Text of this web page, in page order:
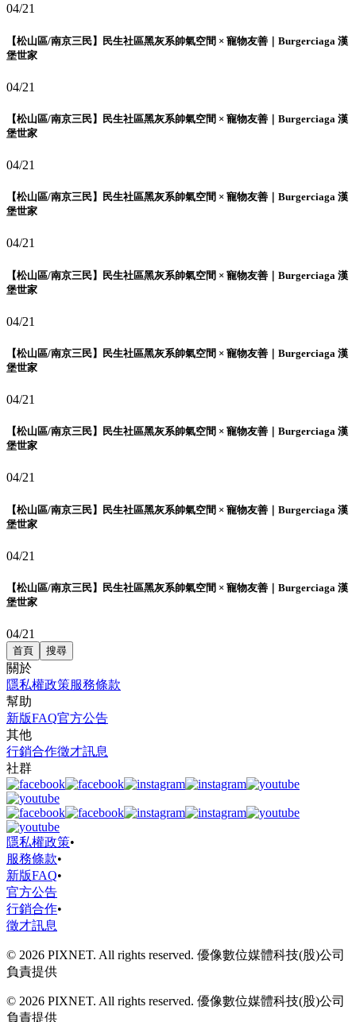
04/21
【松山區/南京三民】民生社區黑灰系帥氣空間 × 寵物友善｜Burgerciaga 漢
堡世家
04/21
【松山區/南京三民】民生社區黑灰系帥氣空間 × 寵物友善｜Burgerciaga 漢
堡世家
04/21
【松山區/南京三民】民生社區黑灰系帥氣空間 × 寵物友善｜Burgerciaga 漢
堡世家
04/21
【松山區/南京三民】民生社區黑灰系帥氣空間 × 寵物友善｜Burgerciaga 漢
堡世家
04/21
【松山區/南京三民】民生社區黑灰系帥氣空間 × 寵物友善｜Burgerciaga 漢
堡世家
04/21
【松山區/南京三民】民生社區黑灰系帥氣空間 × 寵物友善｜Burgerciaga 漢
堡世家
04/21
【松山區/南京三民】民生社區黑灰系帥氣空間 × 寵物友善｜Burgerciaga 漢
堡世家
04/21
【松山區/南京三民】民生社區黑灰系帥氣空間 × 寵物友善｜Burgerciaga 漢
堡世家
04/21
首頁 搜尋
關於
隱私權政策服務條款
幫助
新版FAQ官方公告
其他
行銷合作徵才訊息
社群
隱私權政策•
服務條款•
新版FAQ•
官方公告
行銷合作•
徵才訊息
© 2026 PIXNET. All rights reserved. 優像數位媒體科技(股)公司
負責提供
© 2026 PIXNET. All rights reserved. 優像數位媒體科技(股)公司
負責提供